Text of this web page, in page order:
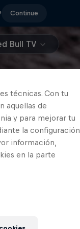
Continue
Bull TV
técnicas. Con tu
aquellas de
y para mejorar tu
la configuración
información,
en la parte